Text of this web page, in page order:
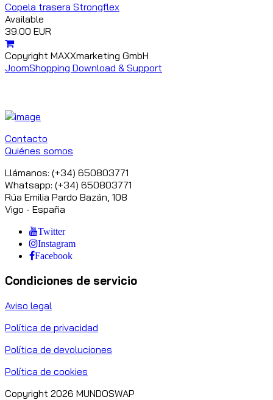
Copela trasera Strongflex
Available
39.00 EUR
Copyright MAXXmarketing GmbH
JoomShopping Download & Support
Contacto
Quiénes somos
Llámanos: (+34) 650803771
Whatsapp: (+34) 650803771
Rúa Emilia Pardo Bazán, 108
Vigo - España
Twitter
Instagram
Facebook
Condiciones de servicio
Aviso legal
Política de privacidad
Política de devoluciones
Política de cookies
Copyright 2026 MUNDOSWAP